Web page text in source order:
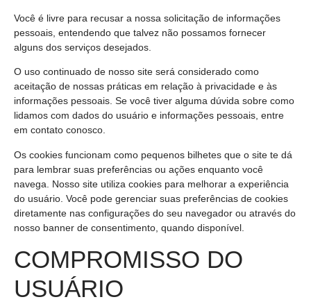
Você é livre para recusar a nossa solicitação de informações
pessoais, entendendo que talvez não possamos fornecer
alguns dos serviços desejados.
O uso continuado de nosso site será considerado como
aceitação de nossas práticas em relação à privacidade e às
informações pessoais. Se você tiver alguma dúvida sobre como
lidamos com dados do usuário e informações pessoais, entre
em contato conosco.
Os cookies funcionam como pequenos bilhetes que o site te dá
para lembrar suas preferências ou ações enquanto você
navega. Nosso site utiliza cookies para melhorar a experiência
do usuário. Você pode gerenciar suas preferências de cookies
diretamente nas configurações do seu navegador ou através do
nosso banner de consentimento, quando disponível.
COMPROMISSO DO
USUÁRIO